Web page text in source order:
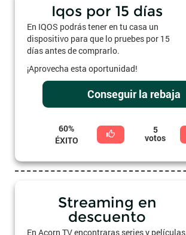
Iqos por 15 días
En IQOS podrás tener en tu casa un
dispositivo para que lo pruebes por 15
días antes de comprarlo.
¡Aprovecha esta oportunidad!
Conseguir la rebaja
60%
ÉXITO
5
votos
Streaming en
descuento
En Acorn TV encontraras series y películas